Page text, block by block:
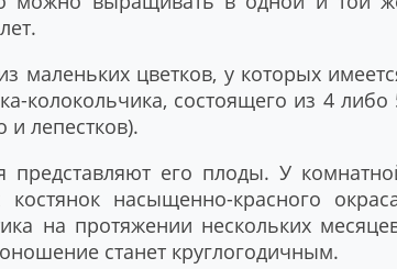
маленьких цветков, у которых
колокольчика, состоящего из 4 либо
и лепестков).
представляют его плоды. У
насыщенно-красного
на протяжении нескольких
станет круглогодичным.